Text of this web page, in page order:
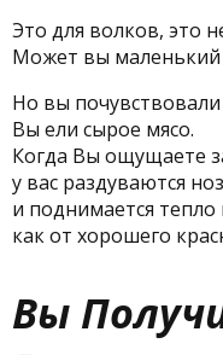
Это для волков, это
Может вы маленький
Но вы почувствовали
Вы ели сырое мясо.
Когда Вы ощущаете
у вас раздуваются
и поднимается тепло
как от хорошего
Вы